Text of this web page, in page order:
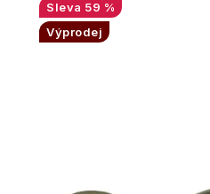
59 %
Výprodej